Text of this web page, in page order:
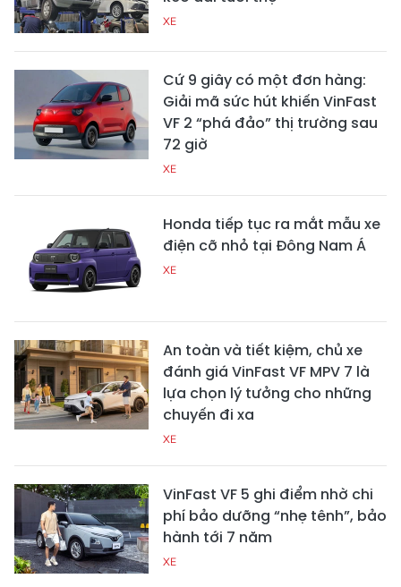
XE
Cứ 9 giây có một đơn hàng:
Giải mã sức hút khiến VinFast
VF 2 “phá đảo” thị trường sau
72 giờ
XE
Honda tiếp tục ra mắt mẫu xe
điện cỡ nhỏ tại Đông Nam Á
XE
An toàn và tiết kiệm, chủ xe
đánh giá VinFast VF MPV 7 là
lựa chọn lý tưởng cho những
chuyến đi xa
XE
VinFast VF 5 ghi điểm nhờ chi
phí bảo dưỡng “nhẹ tênh”, bảo
hành tới 7 năm
XE